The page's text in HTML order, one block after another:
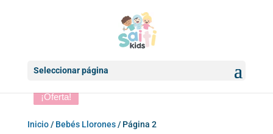
Seleccionar página
Inicio/ Bebés Llorones/ Página 2
¡Oferta!
¡Oferta!
¡Oferta!
¡Oferta!
¡Oferta!